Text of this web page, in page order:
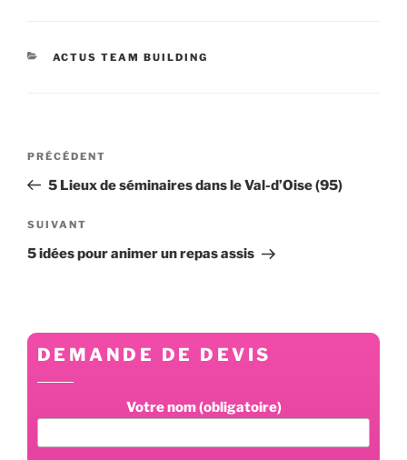
CATÉGORIES
ACTUS TEAM BUILDING
Navigation
l’article
Article
précédent
PRÉCÉDENT
5 Lieux de séminaires dans le Val-d’Oise (95)
Article
suivant
SUIVANT
5 idées pour animer un repas assis
DEMANDE DE DEVIS
Votre nom (obligatoire)